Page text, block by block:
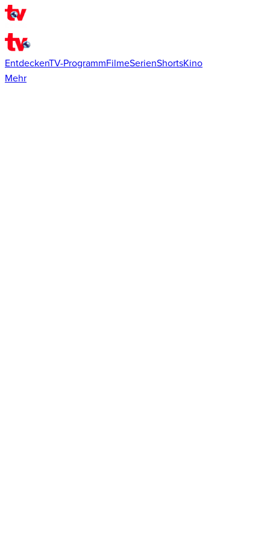
EntdeckenTV-ProgrammFilmeSerienShortsKino
Mehr